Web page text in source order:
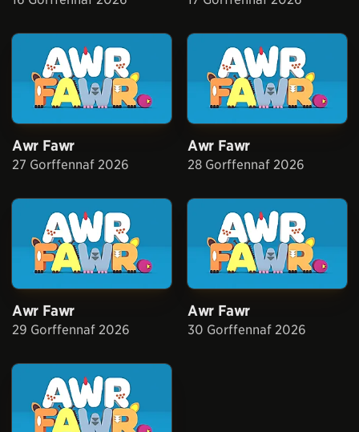
Awr Fawr
27 Gorffennaf 2026
Awr Fawr
28 Gorffennaf 2026
Awr Fawr
29 Gorffennaf 2026
Awr Fawr
30 Gorffennaf 2026